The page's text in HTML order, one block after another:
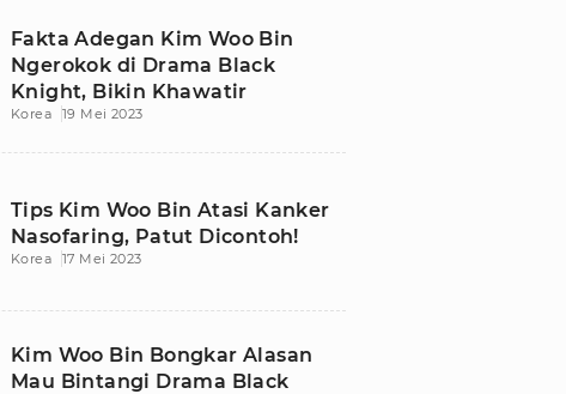
Fakta Adegan Kim Woo Bin
Ngerokok di Drama Black
Knight, Bikin Khawatir
Korea 19 Mei 2023
Tips Kim Woo Bin Atasi Kanker
Nasofaring, Patut Dicontoh!
Korea 17 Mei 2023
Kim Woo Bin Bongkar Alasan
Mau Bintangi Drama Black